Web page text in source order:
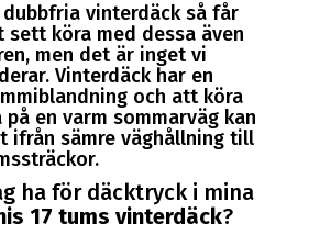
dubbfria vinterdäck så får
sett köra med dessa även
men det är inget vi
Vinterdäck har en
och att köra
på en varm sommarväg kan
ifrån sämre väghållning till
ha för däcktryck i mina
17 tums vinterdäck?